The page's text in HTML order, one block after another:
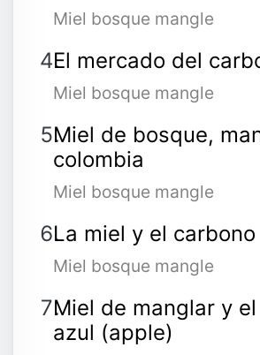
Miel bosque mangle
El mercado del
Miel bosque mangle
Miel de bosque,
colombia
Miel bosque mangle
La miel y el carbono
Miel bosque mangle
Miel de manglar y
azul (apple)